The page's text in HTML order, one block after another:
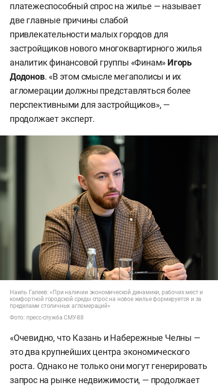
платежеспособный спрос на жилье — называет
две главные причины слабой
привлекательности малых городов для
застройщиков нового многоквартирного жилья
аналитик финансовой группы «Финам» Игорь
Додонов. «В этом смысле мегаполисы и их
агломерации должны представляться более
перспективными для застройщиков», —
продолжает эксперт.
Наиль Галеев: «При наличии экономической динамики, рабочих мест и
комфортной городской среды спрос на новое жилье формируется и за
пределами столичных агломераций»
Фото: пресс-служба СМУ-88
«Очевидно, что Казань и Набережные Челны —
это два крупнейших центра экономического
роста. Однако не только они могут генерировать
запрос на рынке недвижимости, — продолжает